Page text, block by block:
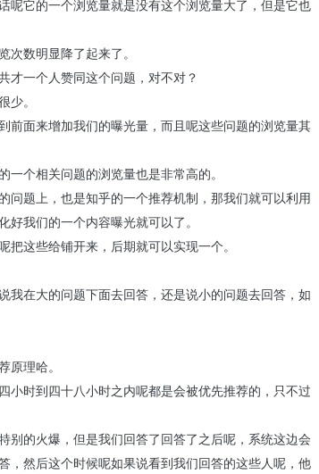
呢它的一个浏览量就是没有这个浏览量大了，但是它也
次数明显降了起来了。
才一个人赞同这个问题，对不对？
少。
前面来增加我们的曝光量，而且呢这些问题的浏览量其
个相关问题的浏览量也是非常高的。
问题上，也是知乎的一个推荐机制，那我们就可以利用
我们的一个内容曝光就可以了。
这些给铺开来，后期就可以实现一个。
我在大的问题下面去回答，还是说小的问题去回答，如
原理哈。
小时到四十八小时之内呢都是会被优先推荐的，只不过
别的火爆，但是我们回答了回答了之后呢，系统这边会
，然后这个时候呢如果说看到我们回答的这些人呢，他